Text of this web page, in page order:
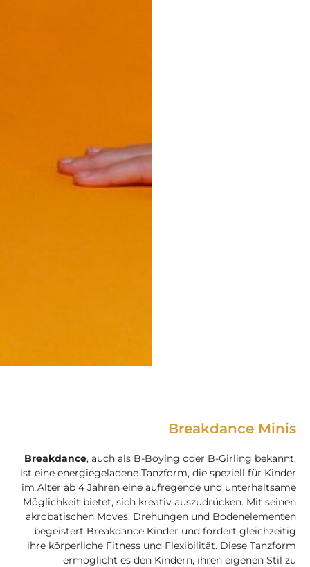
Breakdance Minis
Breakdance, auch als B-Boying oder B-Girling bekannt,
ist eine energiegeladene Tanzform, die speziell für Kinder
im Alter ab 4 Jahren eine aufregende und unterhaltsame
Möglichkeit bietet, sich kreativ auszudrücken. Mit seinen
akrobatischen Moves, Drehungen und Bodenelementen
begeistert Breakdance Kinder und fördert gleichzeitig
ihre körperliche Fitness und Flexibilität. Diese Tanzform
ermöglicht es den Kindern, ihren eigenen Stil zu